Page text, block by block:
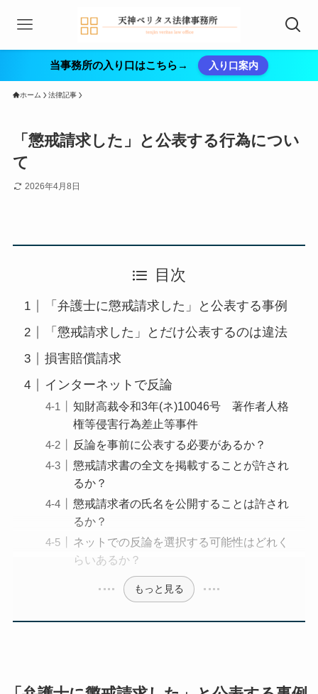
当事務所の入り口はこちら→ 入り口案内
ホーム 法律記事
「懲戒請求した」と公表する行為につい
て
2026年4月8日
目次
「弁護士に懲戒請求した」と公表する事例
「懲戒請求した」とだけ公表するのは違法
損害賠償請求
インターネットで反論
知財高裁令和3年(ネ)10046号 著作者人格
権等侵害行為差止等事件
反論を事前に公表する必要があるか？
懲戒請求書の全文を掲載することが許され
るか？
懲戒請求者の氏名を公開することは許され
るか？
ネットでの反論を選択する可能性はどれく
らいあるか？
もっと見る